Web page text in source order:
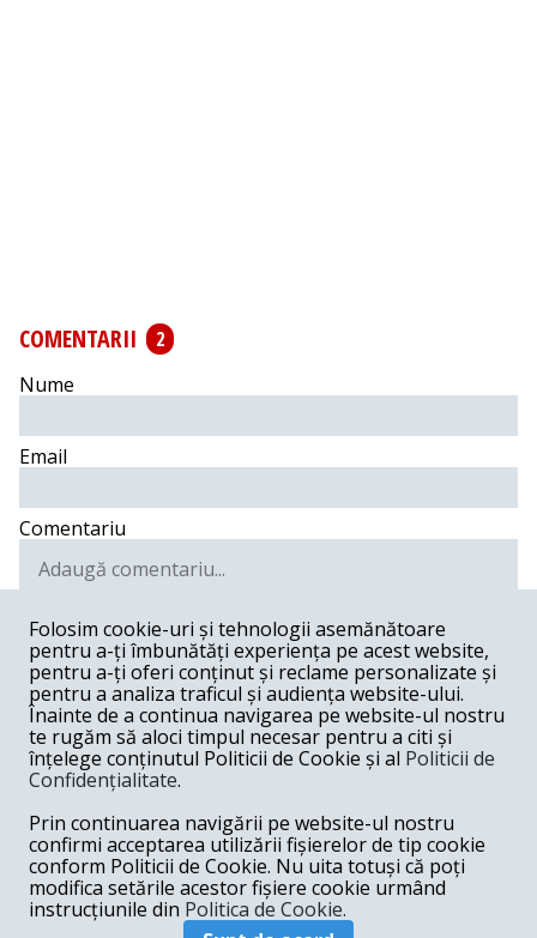
COMENTARII
2
Nume
Email
Comentariu
Postează comentariu
Nicodru - 12-02-2019
Dar cu Codruța ce ai avut mai luptatorule?!
Răspunde
Catalina Preda -12-02-2019
Omul este dus rau cu pluta! Domnul"profesor" are
nevoie urgenta de medicatie! Bietii studenti, ce pot
invata de la retardatul asta?
Folosim cookie-uri și tehnologii asemănătoare
pentru a-ți îmbunătăți experiența pe acest website,
pentru a-ți oferi conținut și reclame personalizate și
pentru a analiza traficul și audiența website-ului.
Înainte de a continua navigarea pe website-ul nostru
te rugăm să aloci timpul necesar pentru a citi și
înțelege conținutul Politicii de Cookie și al Politicii de
Confidențialitate.
Prin continuarea navigării pe website-ul nostru
confirmi acceptarea utilizării fișierelor de tip cookie
conform Politicii de Cookie. Nu uita totuși că poți
modifica setările acestor fișiere cookie urmând
instrucțiunile din Politica de Cookie.